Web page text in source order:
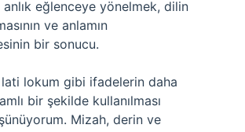
eğlenceye yönelmek, dilin
ve anlamın
bir sonucu.
lokum gibi ifadelerin daha
bir şekilde kullanılması
Mizah, derin ve